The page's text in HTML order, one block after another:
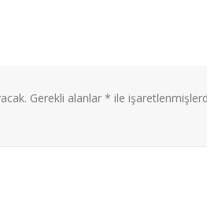
Gerekli alanlar * ile